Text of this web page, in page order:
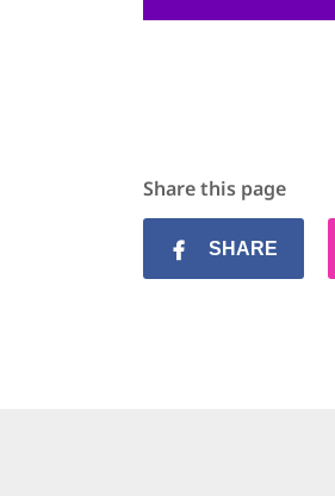
Share this page
SHARE